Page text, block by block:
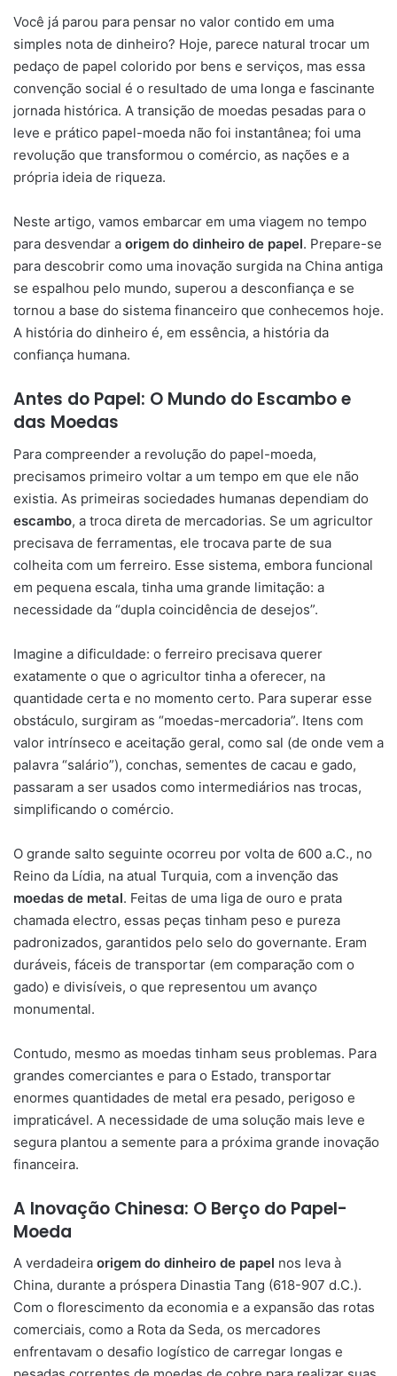
Você já parou para pensar no valor contido em uma
simples nota de dinheiro? Hoje, parece natural trocar um
pedaço de papel colorido por bens e serviços, mas essa
convenção social é o resultado de uma longa e fascinante
jornada histórica. A transição de moedas pesadas para o
leve e prático papel-moeda não foi instantânea; foi uma
revolução que transformou o comércio, as nações e a
própria ideia de riqueza.
Neste artigo, vamos embarcar em uma viagem no tempo
para desvendar a origem do dinheiro de papel. Prepare-se
para descobrir como uma inovação surgida na China antiga
se espalhou pelo mundo, superou a desconfiança e se
tornou a base do sistema financeiro que conhecemos hoje.
A história do dinheiro é, em essência, a história da
confiança humana.
Antes do Papel: O Mundo do Escambo e
das Moedas
Para compreender a revolução do papel-moeda,
precisamos primeiro voltar a um tempo em que ele não
existia. As primeiras sociedades humanas dependiam do
escambo, a troca direta de mercadorias. Se um agricultor
precisava de ferramentas, ele trocava parte de sua
colheita com um ferreiro. Esse sistema, embora funcional
em pequena escala, tinha uma grande limitação: a
necessidade da “dupla coincidência de desejos”.
Imagine a dificuldade: o ferreiro precisava querer
exatamente o que o agricultor tinha a oferecer, na
quantidade certa e no momento certo. Para superar esse
obstáculo, surgiram as “moedas-mercadoria”. Itens com
valor intrínseco e aceitação geral, como sal (de onde vem a
palavra “salário”), conchas, sementes de cacau e gado,
passaram a ser usados como intermediários nas trocas,
simplificando o comércio.
O grande salto seguinte ocorreu por volta de 600 a.C., no
Reino da Lídia, na atual Turquia, com a invenção das
moedas de metal. Feitas de uma liga de ouro e prata
chamada electro, essas peças tinham peso e pureza
padronizados, garantidos pelo selo do governante. Eram
duráveis, fáceis de transportar (em comparação com o
gado) e divisíveis, o que representou um avanço
monumental.
Contudo, mesmo as moedas tinham seus problemas. Para
grandes comerciantes e para o Estado, transportar
enormes quantidades de metal era pesado, perigoso e
impraticável. A necessidade de uma solução mais leve e
segura plantou a semente para a próxima grande inovação
financeira.
A Inovação Chinesa: O Berço do Papel-
Moeda
A verdadeira origem do dinheiro de papel nos leva à
China, durante a próspera Dinastia Tang (618-907 d.C.).
Com o florescimento da economia e a expansão das rotas
comerciais, como a Rota da Seda, os mercadores
enfrentavam o desafio logístico de carregar longas e